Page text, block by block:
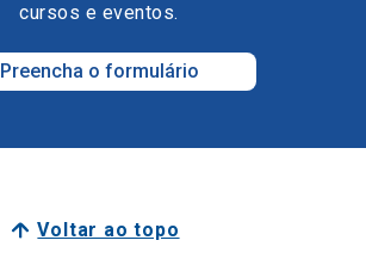
cursos e eventos.
Preencha o formulário
Voltar ao topo